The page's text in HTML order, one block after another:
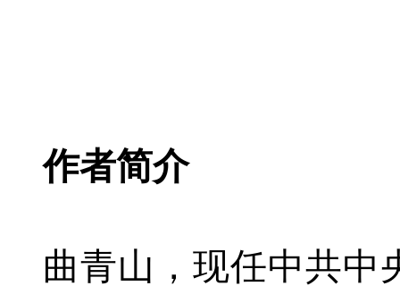
作者简介
曲青山，现任中共中